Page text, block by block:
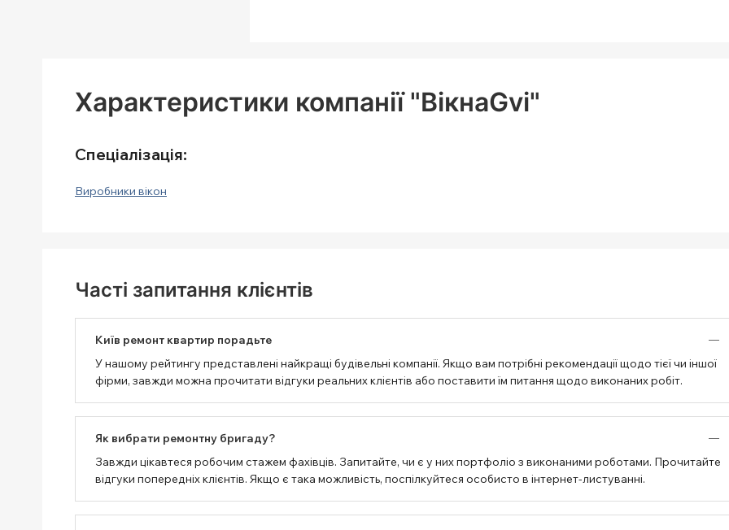
Характеристики компанії "ВікнаGvi"
Спеціалізація:
Виробники вікон
Часті запитання клієнтів
Київ ремонт квартир порадьте
У нашому рейтингу представлені найкращі будівельні компанії. Якщо вам потрібні рекомендації щодо тієї чи іншої
фірми, завжди можна прочитати відгуки реальних клієнтів або поставити їм питання щодо виконаних робіт.
Як вибрати ремонтну бригаду?
Завжди цікавтеся робочим стажем фахівців. Запитайте, чи є у них портфоліо з виконаними роботами. Прочитайте
відгуки попередніх клієнтів. Якщо є така можливість, поспілкуйтеся особисто в інтернет-листуванні.